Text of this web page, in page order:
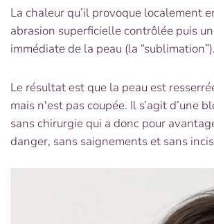
La chaleur qu’il provoque localement
abrasion superficielle contrôlée puis
immédiate de la peau (la “sublimation”).
Le résultat est que la peau est
mais n'est pas coupée. Il s’agit d’une
sans chirurgie qui a donc pour
danger, sans saignements et sans